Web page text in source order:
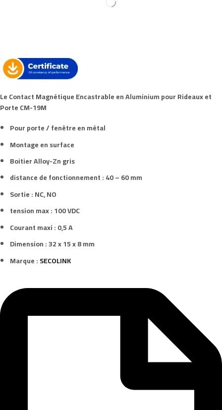
Le Contact Magnétique Encastrable en Aluminium pour Rideaux et
PorteCM-19M
Pour porte / fenêtre en métal
Montage en surface
Boitier Alloy-Zn gris
distance de fonctionnement : 40 – 60 mm
Sortie : NC, NO
tension max : 100 VDC
Courant maxi : 0,5 A
Dimension : 32 x 15 x 8 mm
Marque :SECOLINK